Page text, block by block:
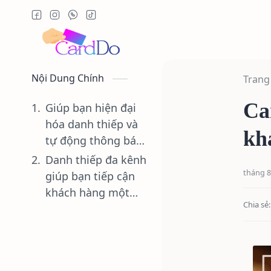
Nội Dung Chính
Giúp bạn hiện đại
hóa danh thiếp và
tự động thông báo
đến từng bộ phận
trong công ty mỗi
khi khách hàng có
Danh thiếp đa kênh
giúp bạn tiếp cận
khách hàng một